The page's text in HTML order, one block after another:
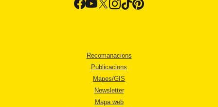
Recomanacions
Publicacions
Mapes/GIS
Newsletter
Mapa web